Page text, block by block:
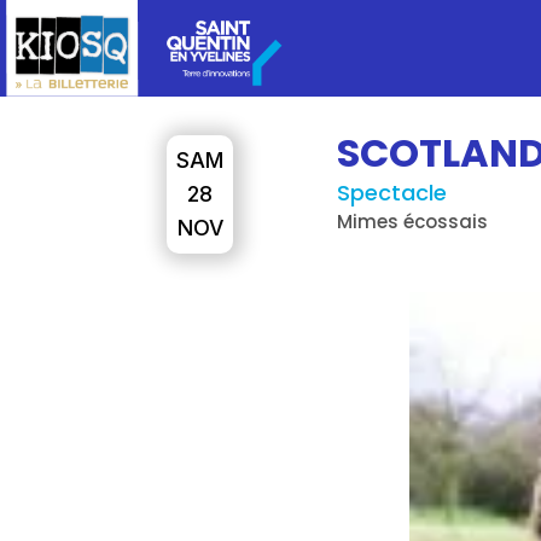
SAM
28
NOV
Spectacle
Mimes écossais